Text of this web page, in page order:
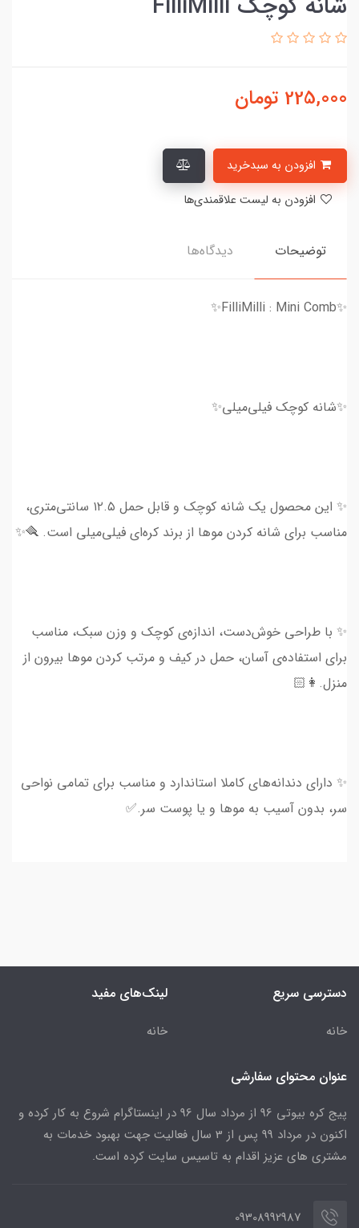
225,000 تومان
توضیحات دیدگاه‌ها
✨FilliMilli : Mini Comb✨
✨شانه کوچک فیلی‌میلی✨
✨ این محصول یک شانه کوچک و قابل حمل ۱۲.۵ سانتی‌متری،
مناسب برای شانه کردن موها از برند کره‌ای فیلی‌میلی است. 🪮✨
✨ با طراحی خوش‌دست، اندازه‌ی کوچک و وزن سبک، مناسب
برای استفاده‌ی آسان، حمل در کیف و مرتب کردن موها بیرون از
منزل.👩🏻
✨ دارای دندانه‌های کاملا استاندارد و مناسب برای تمامی نواحی
سر، بدون آسیب به‌ موها و یا پوست سر.✅
دسترسی سریع
خانه
لینک‌های مفید
خانه
عنوان محتوای سفارشی
پیج کره بیوتی 96 از مرداد سال 96 در اینستاگرام شروع به کار کرده و
اکنون در مرداد 99 پس از 3 سال فعالیت جهت بهبود خدمات به
مشتری های عزیز اقدام به تاسیس سایت کرده است.
09308992987